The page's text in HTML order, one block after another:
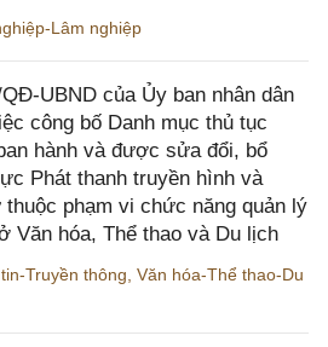
Lâm nghiệp
UBND của Ủy ban nhân dân
công bố Danh mục thủ tục
hành và được sửa đổi, bổ
Phát thanh truyền hình và
phạm vi chức năng quản lý
Văn hóa, Thể thao và Du lịch
Truyền thông Văn hóa-Thể thao-Du